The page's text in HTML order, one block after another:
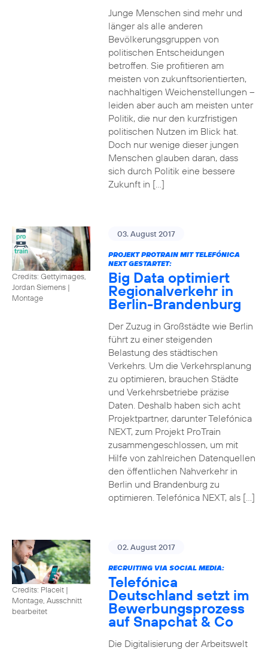
Junge Menschen sind mehr und
länger als alle anderen
Bevölkerungsgruppen von
politischen Entscheidungen
betroffen. Sie profitieren am
meisten von zukunftsorientierten,
nachhaltigen Weichenstellungen –
leiden aber auch am meisten unter
Politik, die nur den kurzfristigen
politischen Nutzen im Blick hat.
Doch nur wenige dieser jungen
Menschen glauben daran, dass
sich durch Politik eine bessere
Zukunft in […]
Credits: Gettyimages,
Jordan Siemens |
Montage
03. August 2017
PROJEKT PROTRAIN MIT TELEFÓNICA
NEXT GESTARTET:
Big Data optimiert
Regionalverkehr in
Berlin-Brandenburg
Der Zuzug in Großstädte wie Berlin
führt zu einer steigenden
Belastung des städtischen
Verkehrs. Um die Verkehrsplanung
zu optimieren, brauchen Städte
und Verkehrsbetriebe präzise
Daten. Deshalb haben sich acht
Projektpartner, darunter Telefónica
NEXT, zum Projekt ProTrain
zusammengeschlossen, um mit
Hilfe von zahlreichen Datenquellen
den öffentlichen Nahverkehr in
Berlin und Brandenburg zu
optimieren. Telefónica NEXT, als […]
Credits: Placeit |
Montage, Ausschnitt
bearbeitet
02. August 2017
RECRUITING VIA SOCIAL MEDIA:
Telefónica
Deutschland setzt im
Bewerbungsprozess
auf Snapchat & Co
Die Digitalisierung der Arbeitswelt